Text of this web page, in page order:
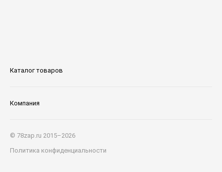
Каталог товаров
Компания
© 78zap.ru 2015–2026
Политика конфиденциальности